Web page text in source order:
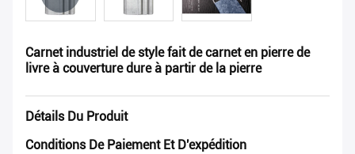
Carnet industriel de style fait de carnet en pierre de
livre à couverture dure à partir de la pierre
Détails Du Produit
Conditions De Paiement Et D'expédition